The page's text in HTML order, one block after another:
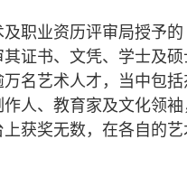
职业资历评审局授予
证书、文凭、学士及
名艺术人才，当中包括
人、教育家及文化领
获奖无数，在各自的